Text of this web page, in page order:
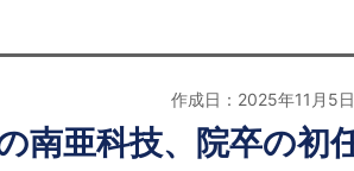
作成日：2025年11月5
南亜科技、院卒の初